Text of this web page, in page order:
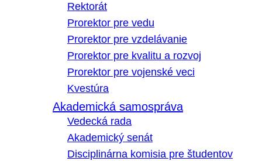
Rektorát
Prorektor pre vedu
Prorektor pre vzdelávanie
Prorektor pre kvalitu a rozvoj
Prorektor pre vojenské veci
Kvestúra
Akademická samospráva
Vedecká rada
Akademický senát
Disciplinárna komisia pre študentov